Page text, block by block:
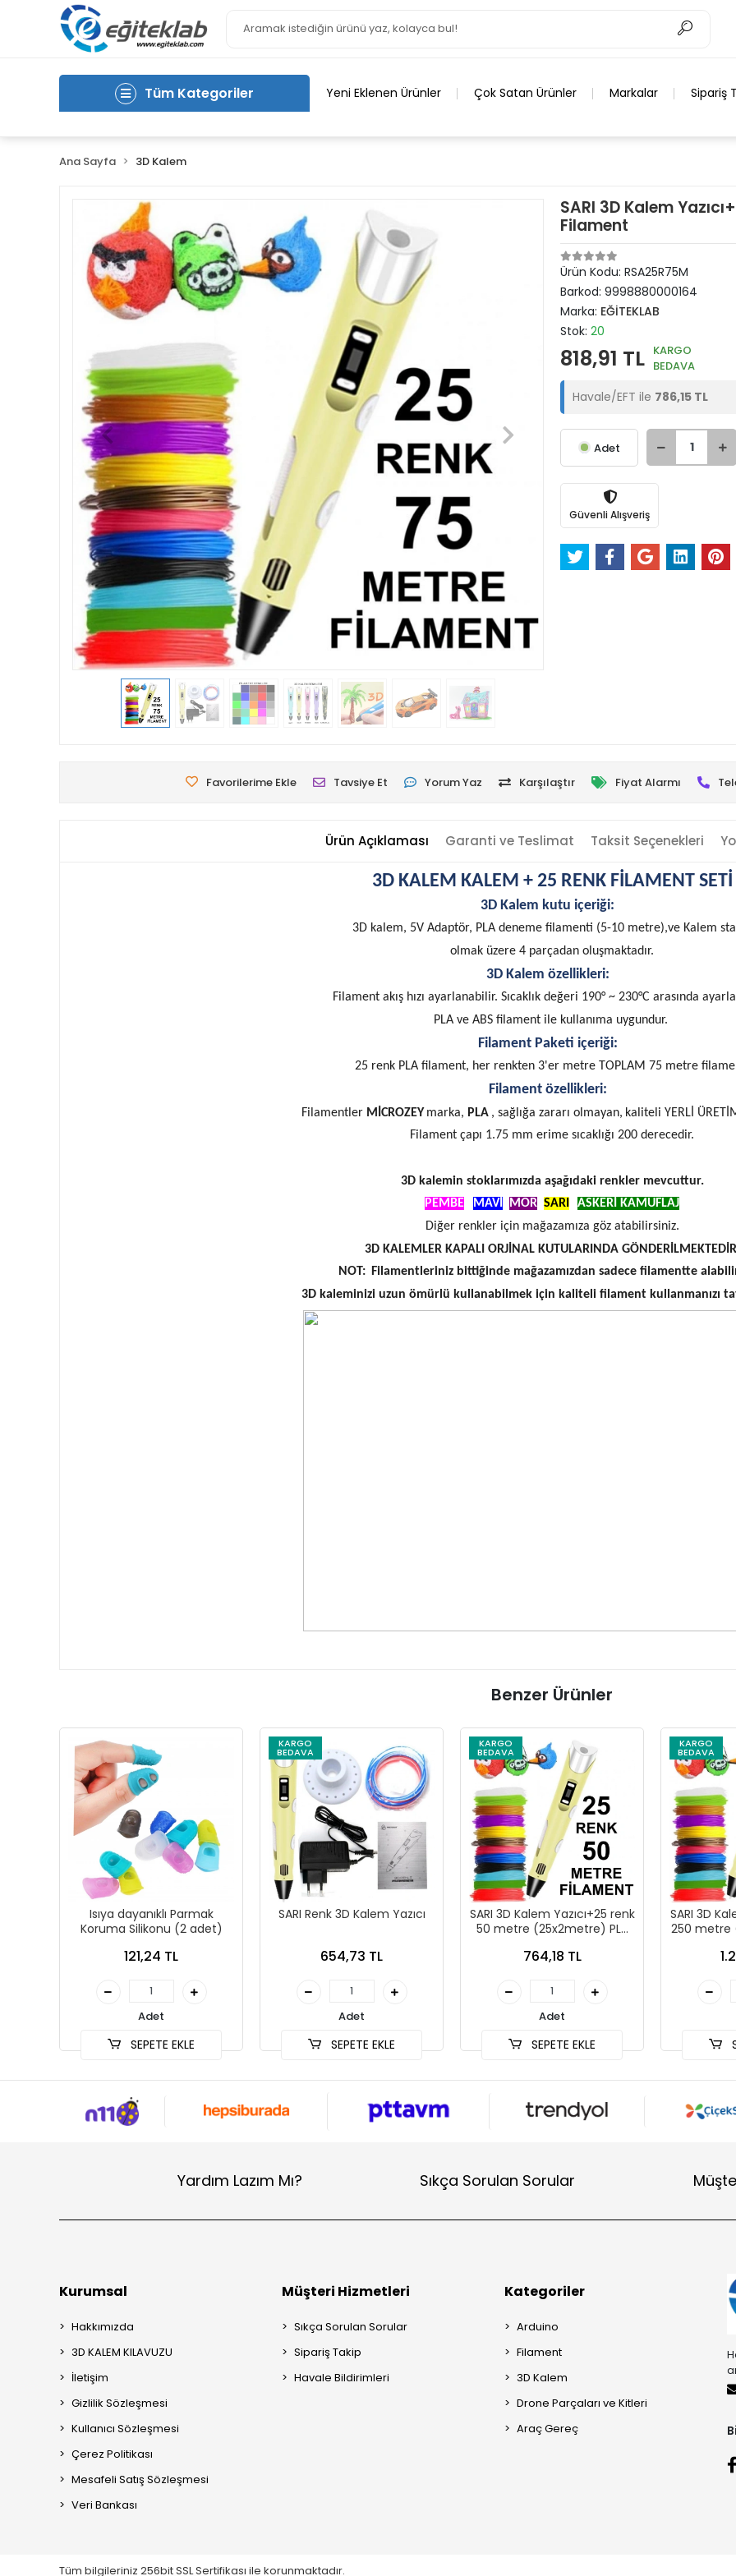
Tüm Kategoriler Yeni Eklenen Ürünler Çok Satan Ürünler Markalar Sipariş
Ana Sayfa 3D Kalem
SARI 3D Kalem
Filament
Ürün Kodu: RSA25R75M
Barkod: 9998880000164
Marka: EĞİTEKLAB
Stok: 20
818,91 TL KARGO
BEDAVA
Havale/EFT ile 786,15 TL
Adet
Güvenli Alışveriş
Favorilerime Ekle Tavsiye Et Yorum Yaz Karşılaştır Fiyat Alarmı
Ürün Açıklaması Garanti ve Teslimat Taksit Seçenekleri
3D KALEM KALEM + 25 RENK FİLAMENT SETİ
3D Kalem kutu içeriği:
3D kalem, 5V Adaptör, PLA deneme filamenti (5-10 metre),ve Kalem
olmak üzere 4 parçadan oluşmaktadır.
3D Kalem özellikleri:
Filament akış hızı ayarlanabilir. Sıcaklık değeri 190° ~ 230°C arasında
PLA ve ABS filament ile kullanıma uygundur.
Filament Paketi içeriği:
25 renk PLA filament, her renkten 3'er metre TOPLAM 75 metre
Filament özellikleri:
Filamentler MİCROZEY marka, PLA , sağlığa zararı olmayan, kaliteli YERLİ
Filament çapı 1.75 mm erime sıcaklığı 200 derecedir.
3D kalemin stoklarımızda aşağıdaki renkler mevcuttur.
PEMBE
MAVİ MOR SARI
ASKERİ KAMUFLAJ
Diğer renkler için mağazamıza göz atabilirsiniz.
3D KALEMLER KAPALI ORJİNAL KUTULARINDA
NOT:
Filamentleriniz bittiğinde mağazamızdan sadece filamentte
3D kaleminizi uzun ömürlü kullanabilmek için kaliteli filament kullanmanızı
Benzer Ürünler
Isıya dayanıklı Parmak
Koruma Silikonu (2 adet)
121,24 TL
Adet
SEPETE EKLE
KARGO
BEDAVA
SARI Renk 3D Kalem Yazıcı
654,73 TL
Adet
SEPETE EKLE
KARGO
BEDAVA
SARI 3D Kalem Yazıcı+25 renk
50 metre (25x2metre) PLA
764,18 TL
Adet
SEPETE EKLE
KARGO
BEDAVA
SARI 3D
250 metre
Yardım Lazım Mı? Sıkça Sorulan Sorular
Kurumsal
Hakkımızda
3D KALEM KILAVUZU
İletişim
Gizlilik Sözleşmesi
Kullanıcı Sözleşmesi
Çerez Politikası
Mesafeli Satış Sözleşmesi
Veri Bankası
Müşteri Hizmetleri
Sıkça Sorulan Sorular
Sipariş Takip
Havale Bildirimleri
Kategoriler
Arduino
Filament
3D Kalem
Drone Parçaları ve Kitleri
Araç Gereç
Tüm bilgileriniz 256bit SSL Sertifikası ile korunmaktadır.